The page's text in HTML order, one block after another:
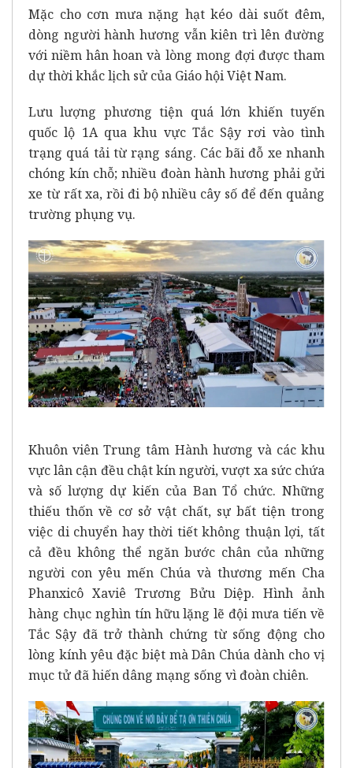
Mặc cho cơn mưa nặng hạt kéo dài suốt đêm,
dòng người hành hương vẫn kiên trì lên đường
với niềm hân hoan và lòng mong đợi được tham
dự thời khắc lịch sử của Giáo hội Việt Nam.
Lưu lượng phương tiện quá lớn khiến tuyến
quốc lộ 1A qua khu vực Tắc Sậy rơi vào tình
trạng quá tải từ rạng sáng. Các bãi đỗ xe nhanh
chóng kín chỗ; nhiều đoàn hành hương phải gửi
xe từ rất xa, rồi đi bộ nhiều cây số để đến quảng
trường phụng vụ.
Khuôn viên Trung tâm Hành hương và các khu
vực lân cận đều chật kín người, vượt xa sức chứa
và số lượng dự kiến của Ban Tổ chức. Những
thiếu thốn về cơ sở vật chất, sự bất tiện trong
việc di chuyển hay thời tiết không thuận lợi, tất
cả đều không thể ngăn bước chân của những
người con yêu mến Chúa và thương mến Cha
Phanxicô Xaviê Trương Bửu Diệp. Hình ảnh
hàng chục nghìn tín hữu lặng lẽ đội mưa tiến về
Tắc Sậy đã trở thành chứng từ sống động cho
lòng kính yêu đặc biệt mà Dân Chúa dành cho vị
mục tử đã hiến dâng mạng sống vì đoàn chiên.